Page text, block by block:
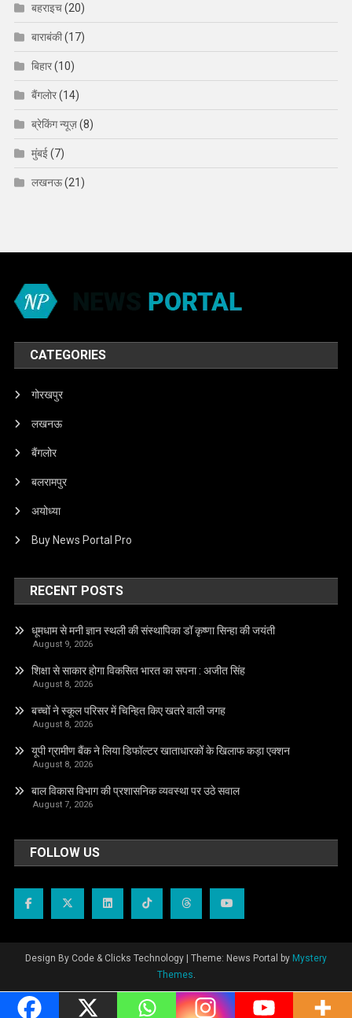
बहराइच(20)
बाराबंकी(17)
बिहार(10)
बैंगलोर(14)
ब्रेकिंग न्यूज़(8)
मुंबई(7)
लखनऊ(21)
CATEGORIES
गोरखपुर
लखनऊ
बैंगलोर
बलरामपुर
अयोध्या
Buy News Portal Pro
RECENT POSTS
धूमधाम से मनी ज्ञान स्थली की संस्थापिका डॉ कृष्णा सिन्हा की जयंती
August 9, 2026
शिक्षा से साकार होगा विकसित भारत का सपना : अजीत सिंह
August 8, 2026
बच्चों ने स्कूल परिसर में चिन्हित किए खतरे वाली जगह
August 8, 2026
यूपी ग्रामीण बैंक ने लिया डिफॉल्टर खाताधारकों के खिलाफ कड़ा एक्शन
August 8, 2026
बाल विकास विभाग की प्रशासनिक व्यवस्था पर उठे सवाल
August 7, 2026
FOLLOW US
Design By Code & Clicks Technology | Theme: News Portal by Mystery
Themes